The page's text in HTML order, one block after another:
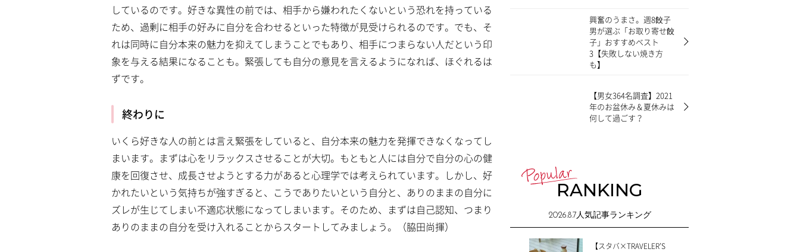
しているのです。好きな異性の前では、相手から嫌われたくないという恐れを持っている
ため、過剰に相手の好みに自分を合わせるといった特徴が見受けられるのです。でも、そ
れは同時に自分本来の魅力を抑えてしまうことでもあり、相手につまらない人だという印
象を与える結果になることも。緊張しても自分の意見を言えるようになれば、ほぐれるは
ずです。
終わりに
いくら好きな人の前とは言え緊張をしていると、自分本来の魅力を発揮できなくなってし
まいます。まずは心をリラックスさせることが大切。もともと人には自分で自分の心の健
康を回復させ、成長させようとする力があると心理学では考えられています。しかし、好
かれたいという気持ちが強すぎると、こうでありたいという自分と、ありのままの自分に
ズレが生じてしまい不適応状態になってしまいます。そのため、まずは自己認知、つまり
ありのままの自分を受け入れることからスタートしてみましょう。（脇田尚揮）
興奮のうまさ。週8餃子
男が選ぶ「お取り寄せ餃
子」おすすめベスト
3【失敗しない焼き方
も】
【男女364名調査】2021
年のお盆休み＆夏休みは
何して過ごす？
RANKING
2026.8.7人気記事ランキング
【スタバ×TRAVELER’S